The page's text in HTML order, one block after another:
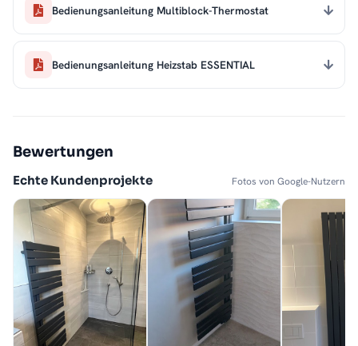
Bedienungsanleitung Multiblock-Thermostat
Bedienungsanleitung Heizstab ESSENTIAL
Bewertungen
Echte Kundenprojekte Fotos von Google-Nutzern